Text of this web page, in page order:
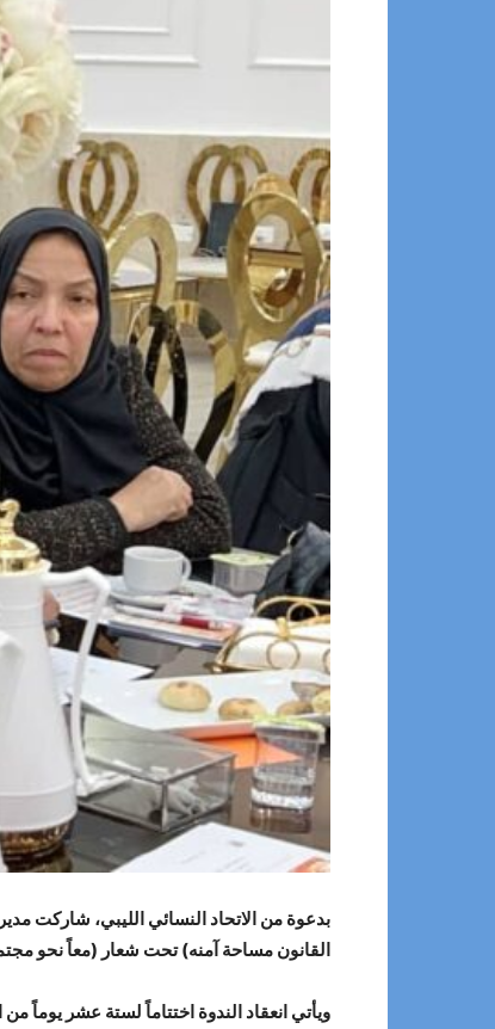
بدعوة من الاتحاد النسائي الليبي، شاركت
القانون مساحة آمنه) تحت شعار (معاً نحو مجتمع آمن) صباح اليوم
ويأتي انعقاد الندوة اختتاماً لستة عشر